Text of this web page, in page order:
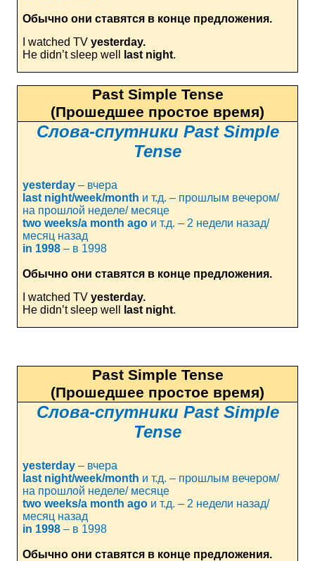
Обычно они ставятся в конце предложения.
I watched TVyesterday.
He didn’t sleep well
last night.
Past Simple Tense
(Прошедшее простое время)
Слова-спутники Past Simple
Tense
yesterday – вчера
last night/week/month и т.д. – прошлым вечером/
на прошлой неделе/ месяце
two weeks/a month ago и т.д. – 2 недели назад/
месяц назад
in 1998 – в 1998
Обычно они ставятся в конце предложения.
I watched TVyesterday.
He didn’t sleep well
last night.
Past Simple Tense
(Прошедшее простое время)
Слова-спутники Past Simple
Tense
yesterday – вчера
last night/week/month и т.д. – прошлым вечером/
на прошлой неделе/ месяце
two weeks/a month ago и т.д. – 2 недели назад/
месяц назад
in 1998 – в 1998
Обычно они ставятся в конце предложения.